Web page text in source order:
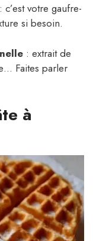
: c’est votre gaufre-
si besoin.
: extrait de
Faites parler
à